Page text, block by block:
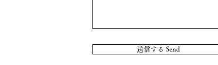
送信する Send